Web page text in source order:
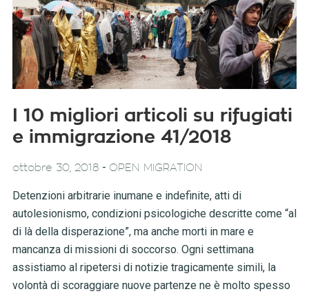
I 10 migliori articoli su rifugiati
e immigrazione 41/2018
ottobre 30, 2018 - OPEN MIGRATION
Detenzioni arbitrarie inumane e indefinite, atti di
autolesionismo, condizioni psicologiche descritte come “al
di là della disperazione”, ma anche morti in mare e
mancanza di missioni di soccorso. Ogni settimana
assistiamo al ripetersi di notizie tragicamente simili, la
volontà di scoraggiare nuove partenze ne è molto spesso